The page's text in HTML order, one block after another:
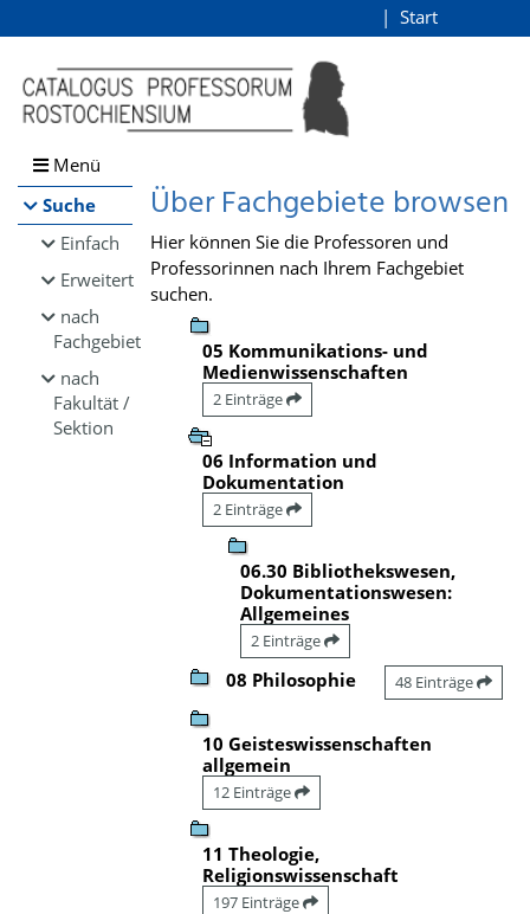
Browsen
direkt zum Inhalt
Start
Menü
Suche
Einfach
Erweitert
nach
Fachgebiet
nach
Fakultät /
Sektion
Über Fachgebiete browsen
Hier können Sie die Professoren und
Professorinnen nach Ihrem Fachgebiet
suchen.
05 Kommunikations- und
Medienwissenschaften
2 Einträge
06 Information und
Dokumentation
2 Einträge
06.30 Bibliothekswesen,
Dokumentationswesen:
Allgemeines
2 Einträge
08 Philosophie 48 Einträge
10 Geisteswissenschaften
allgemein
12 Einträge
11 Theologie,
Religionswissenschaft
197 Einträge